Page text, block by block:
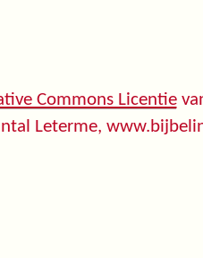
Commons Licentie
Leterme,